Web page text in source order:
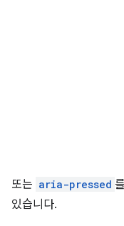
또는 aria-pressed
있습니다.